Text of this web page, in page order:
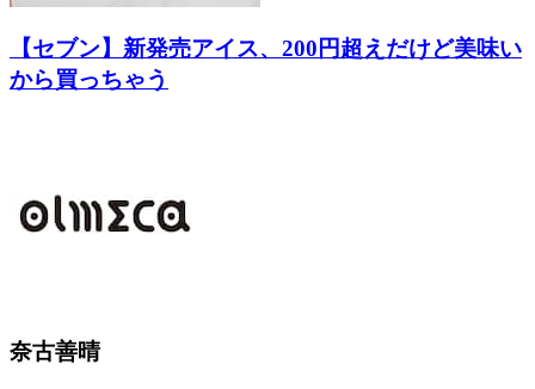
【セブン】新発売アイス、200円超えだけど美味い
から買っちゃう
奈古善晴